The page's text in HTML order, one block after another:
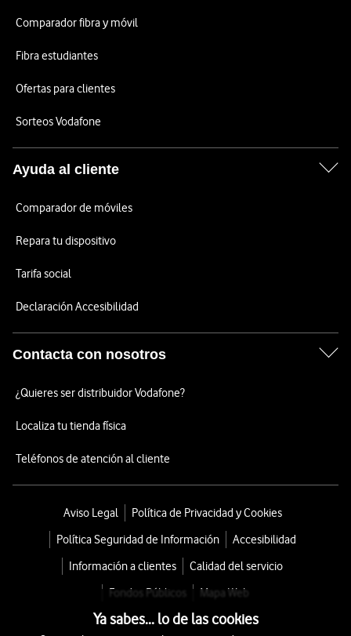
Comparador fibra y móvil
Fibra estudiantes
Ofertas para clientes
Sorteos Vodafone
Ayuda al cliente
Comparador de móviles
Repara tu dispositivo
Tarifa social
Declaración Accesibilidad
Contacta con nosotros
¿Quieres ser distribuidor Vodafone?
Localiza tu tienda física
Teléfonos de atención al cliente
Aviso Legal
Política de Privacidad y Cookies
Política Seguridad de Información
Accesibilidad
Información a clientes
Calidad del servicio
Fondos Públicos
Mapa Web
Ya sabes... lo de las cookies